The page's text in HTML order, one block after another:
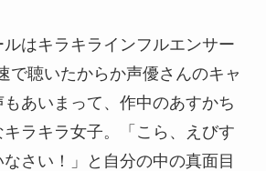
はキラキラインフルエンサー
で聴いたからか声優さんのキャ
あいまって、作中のあすかち
ラキラ女子。「こら、えびす
さい！」と自分の中の真面目